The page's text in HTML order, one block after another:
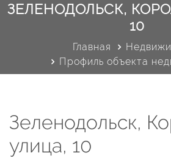
ЗЕЛЕНОДОЛЬСК,
10
Главная
Профиль объекта
Зеленодольск,
улица, 10